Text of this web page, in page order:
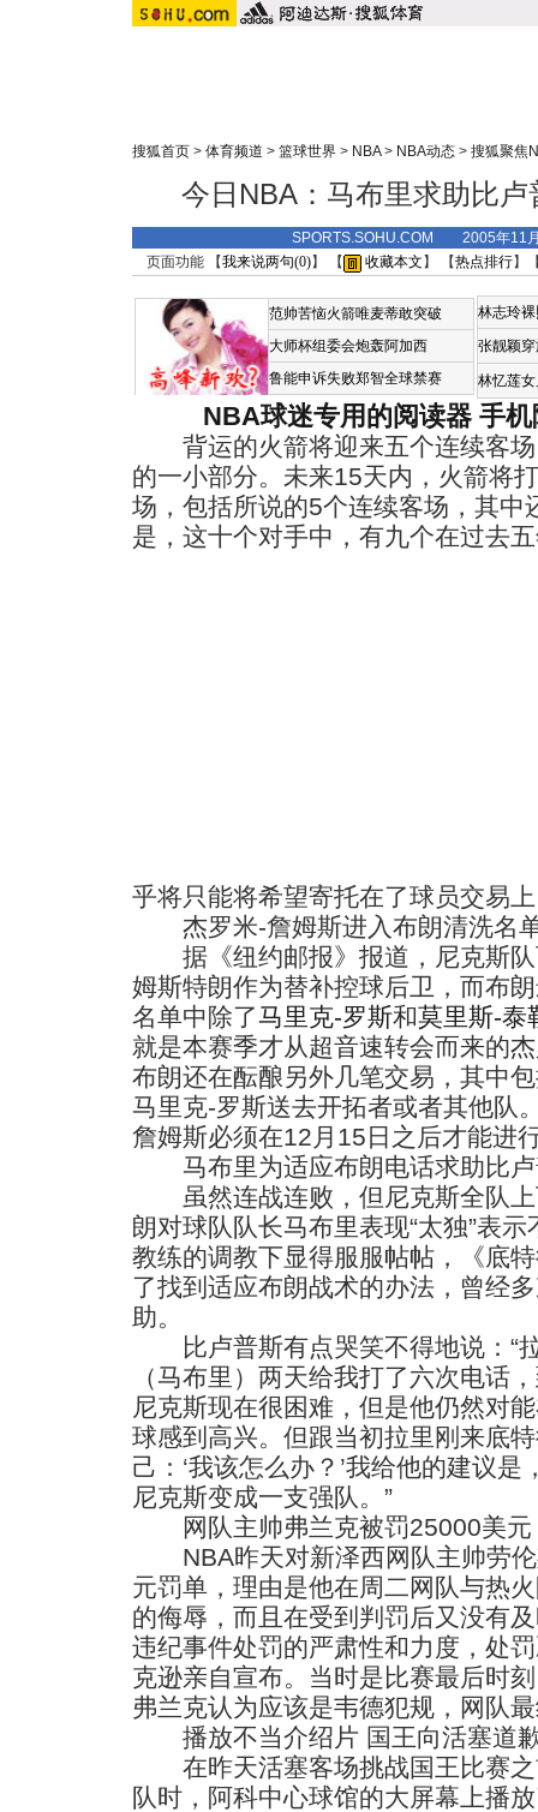
搜狐首页 > 体育频道 > 篮球世界 > NBA> NBA动态 > 搜狐聚焦
今日NBA：马布里求助比
SPORTS.SOHU.COM 2005年11
页面功能 【我来说两句(0)】 【 收藏本文 】 【热点排行】
范帅苦恼火箭唯麦蒂敢突破
大师杯组委会炮轰阿加西
鲁能申诉失败郑智全球禁赛
林志玲
张靓颖
林忆莲
NBA球迷专用的阅读器 手
背运的火箭将迎来五个连续客场
的一小部分。未来15天内，火箭将
场，包括所说的5个连续客场，其中
是，这十个对手中，有九个在过去
乎将只能将希望寄托在了球员交易
杰罗米-詹姆斯进入布朗清洗名
据《纽约邮报》报道，尼克斯队
姆斯特朗作为替补控球后卫，而布
名单中除了马里克-罗斯和莫里斯-泰
就是本赛季才从超音速转会而来的
布朗还在酝酿另外几笔交易，其中
马里克-罗斯送去开拓者或者其他队
詹姆斯必须在12月15日之后才能进
马布里为适应布朗电话求助比卢
虽然连战连败，但尼克斯全队上
朗对球队队长马布里表现“太独”表
教练的调教下显得服服帖帖，《底
了找到适应布朗战术的办法，曾经
助。
比卢普斯有点哭笑不得地说：“
（马布里）两天给我打了六次电话
尼克斯现在很困难，但是他仍然对
球感到高兴。但跟当初拉里刚来底
己：‘我该怎么办？’我给他的建议
尼克斯变成一支强队。”
网队主帅弗兰克被罚25000美元
NBA昨天对新泽西网队主帅劳伦
元罚单，理由是他在周二网队与热
的侮辱，而且在受到判罚后又没有
违纪事件处罚的严肃性和力度，处
克逊亲自宣布。当时是比赛最后时
弗兰克认为应该是韦德犯规，网队
播放不当介绍片 国王向活塞道
在昨天活塞客场挑战国王比赛之
队时，阿科中心球馆的大屏幕上播